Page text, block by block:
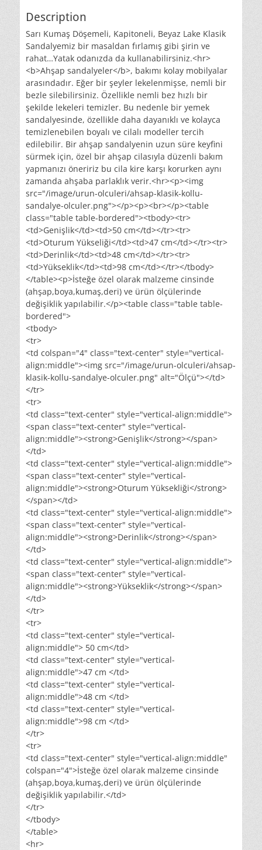
Description
Sarı Kumaş Döşemeli, Kapitoneli, Beyaz Lake Klasik
Sandalyemiz bir masaldan fırlamış gibi şirin ve
rahat…Yatak odanızda da kullanabilirsiniz.<hr>
<b>Ahşap sandalyeler</b>, bakımı kolay mobilyalar
arasındadır. Eğer bir şeyler lekelenmişse, nemli bir
bezle silebilirsiniz. Özellikle nemli bez hızlı bir
şekilde lekeleri temizler. Bu nedenle bir yemek
sandalyesinde, özellikle daha dayanıklı ve kolayca
temizlenebilen boyalı ve cilalı modeller tercih
edilebilir. Bir ahşap sandalyenin uzun süre keyfini
sürmek için, özel bir ahşap cilasıyla düzenli bakım
yapmanızı öneririz bu cila kire karşı korurken aynı
zamanda ahşaba parlaklık verir.<hr><p><img
src="/image/urun-olculeri/ahsap-klasik-kollu-
sandalye-olculer.png"></p><p><br></p><table
class="table table-bordered"><tbody><tr>
<td>Genişlik</td><td>50 cm</td></tr><tr>
<td>Oturum Yükseliği</td><td>47 cm</td></tr><tr>
<td>Derinlik</td><td>48 cm</td></tr><tr>
<td>Yükseklik</td><td>98 cm</td></tr></tbody>
</table><p>İsteğe özel olarak malzeme cinsinde
(ahşap,boya,kumaş,deri) ve ürün ölçülerinde
değişiklik yapılabilir.</p><table class="table table-
bordered">
<tbody>
<tr>
<td colspan="4" class="text-center" style="vertical-
align:middle"><img src="/image/urun-olculeri/ahsap-
klasik-kollu-sandalye-olculer.png" alt="Ölçü"></td>
</tr>
<tr>
<td class="text-center" style="vertical-align:middle">
<span class="text-center" style="vertical-
align:middle"><strong>Genişlik</strong></span>
</td>
<td class="text-center" style="vertical-align:middle">
<span class="text-center" style="vertical-
align:middle"><strong>Oturum Yüksekliği</strong>
</span></td>
<td class="text-center" style="vertical-align:middle">
<span class="text-center" style="vertical-
align:middle"><strong>Derinlik</strong></span>
</td>
<td class="text-center" style="vertical-align:middle">
<span class="text-center" style="vertical-
align:middle"><strong>Yükseklik</strong></span>
</td>
</tr>
<tr>
<td class="text-center" style="vertical-
align:middle"> 50 cm</td>
<td class="text-center" style="vertical-
align:middle">47 cm </td>
<td class="text-center" style="vertical-
align:middle">48 cm </td>
<td class="text-center" style="vertical-
align:middle">98 cm </td>
</tr>
<tr>
<td class="text-center" style="vertical-align:middle"
colspan="4">İsteğe özel olarak malzeme cinsinde
(ahşap,boya,kumaş,deri) ve ürün ölçülerinde
değişiklik yapılabilir.</td>
</tr>
</tbody>
</table>
<hr>